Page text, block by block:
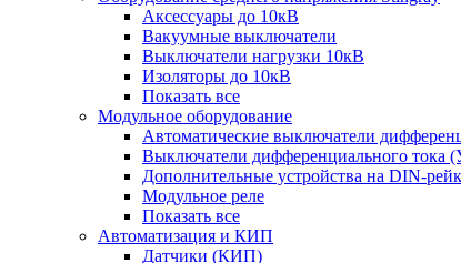
Аксессуары до 10кВ
Вакуумные выключатели
Выключатели нагрузки 10кВ
Изоляторы до 10кВ
Показать все
Модульное оборудование
Автоматические выключатели
Выключатели дифференциального тока
Дополнительные устройства на DIN-
Модульное реле
Показать все
Автоматизация и КИП
Датчики (КИП)